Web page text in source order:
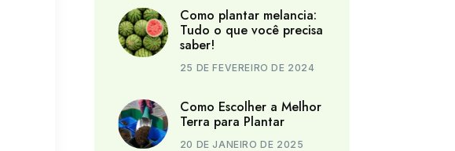
Como plantar melancia:
Tudo o que você precisa
saber!
25 DE FEVEREIRO DE 2024
Como Escolher a Melhor
Terra para Plantar
20 DE JANEIRO DE 2025